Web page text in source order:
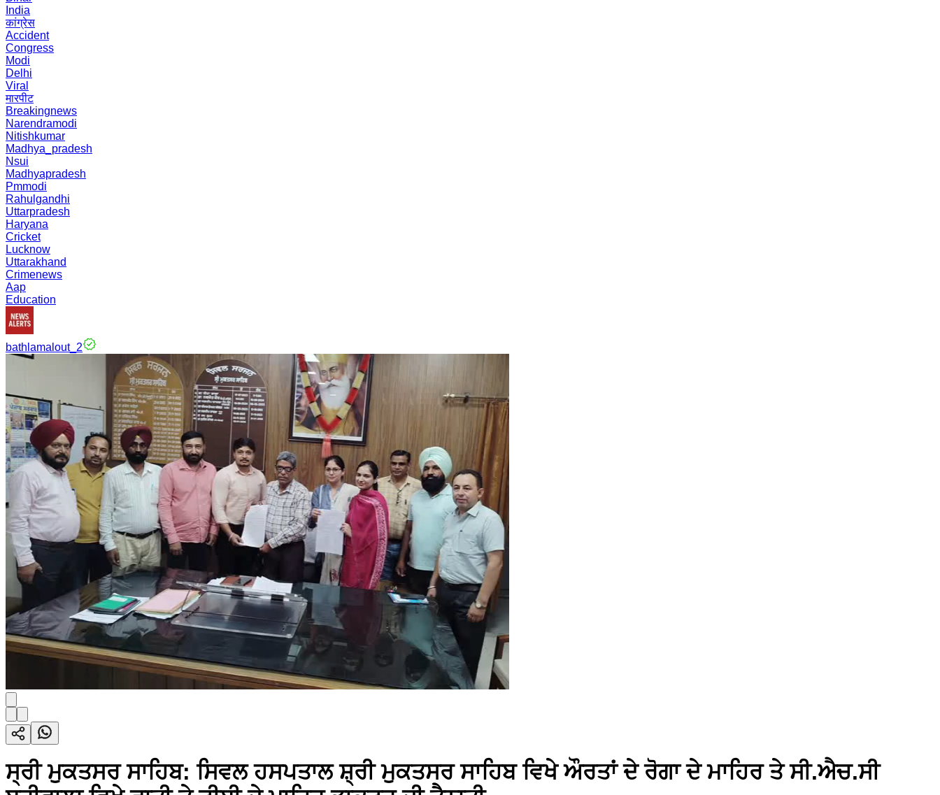
India
कांग्रेस
Accident
Congress
Modi
Delhi
Viral
मारपीट
Breakingnews
Narendramodi
Nitishkumar
Madhya_pradesh
Nsui
Madhyapradesh
Pmmodi
Rahulgandhi
Uttarpradesh
Haryana
Cricket
Lucknow
Uttarakhand
Crimenews
Aap
Education
bathlamalout_2
ਸ੍ਰੀ ਮੁਕਤਸਰ ਸਾਹਿਬ: ਸਿਵਲ ਹਸਪਤਾਲ ਸ਼੍ਰੀ ਮੁਕਤਸਰ ਸਾਹਿਬ ਵਿਖੇ ਔਰਤਾਂ ਦੇ ਰੋਗਾ ਦੇ ਮਾਹਿਰ ਤੇ ਸੀ.ਐਚ.ਸੀ